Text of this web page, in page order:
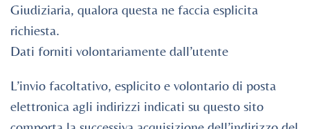
Giudiziaria, qualora questa ne faccia esplicita
richiesta.
Dati forniti volontariamente dall’utente
L’invio facoltativo, esplicito e volontario di posta
elettronica agli indirizzi indicati su questo sito